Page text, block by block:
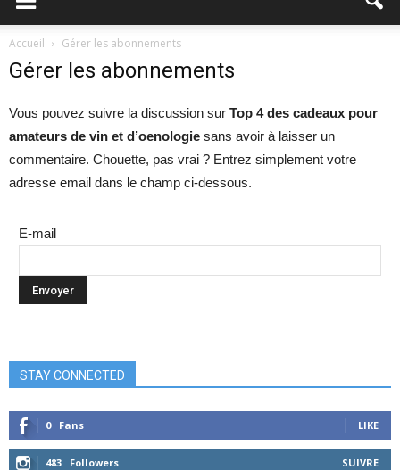
Accueil Gérer les abonnements
Gérer les abonnements
Vous pouvez suivre la discussion sur Top 4 des cadeaux pour
amateurs de vin et d’oenologie sans avoir à laisser un
commentaire. Chouette, pas vrai ? Entrez simplement votre
adresse email dans le champ ci-dessous.
E-mail
STAY CONNECTED
0 Fans LIKE
483 Followers SUIVRE